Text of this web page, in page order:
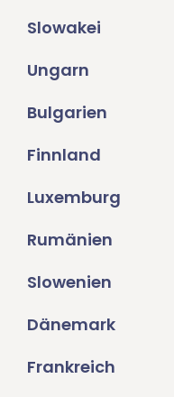
Slowakei
Ungarn
Bulgarien
Finnland
Luxemburg
Rumänien
Slowenien
Dänemark
Frankreich